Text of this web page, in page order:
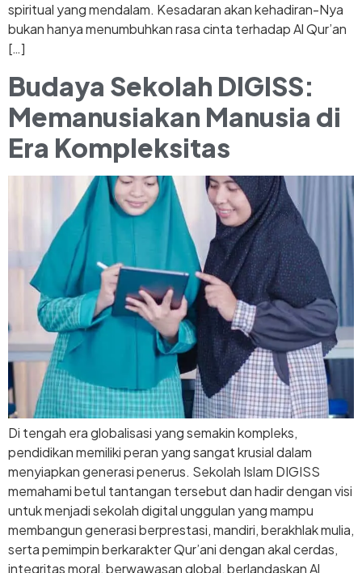
spiritual yang mendalam. Kesadaran akan kehadiran-Nya
bukan hanya menumbuhkan rasa cinta terhadap Al Qur’an
[…]
Budaya Sekolah DIGISS:
Memanusiakan Manusia di
Era Kompleksitas
Di tengah era globalisasi yang semakin kompleks,
pendidikan memiliki peran yang sangat krusial dalam
menyiapkan generasi penerus. Sekolah Islam DIGISS
memahami betul tantangan tersebut dan hadir dengan visi
untuk menjadi sekolah digital unggulan yang mampu
membangun generasi berprestasi, mandiri, berakhlak mulia,
serta pemimpin berkarakter Qur’ani dengan akal cerdas,
integritas moral, berwawasan global, berlandaskan Al